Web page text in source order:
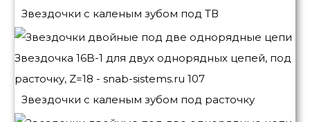
Звездочки с каленым зубом под ТВ
Звездочки с каленым зубом под расточку